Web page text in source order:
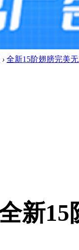
› 全新15阶翅膀完美
新15